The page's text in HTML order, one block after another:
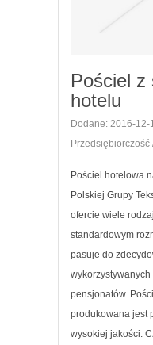
Pościel z
hotelu
Dodane: 2016-12-
Przedsiębiorczość
Pościel hotelowa
Polskiej Grupy
ofercie wiele
standardowym
pasuje do
pensjonatów.
produkowana jest
wysokiej jakości.